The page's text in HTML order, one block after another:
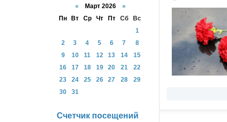
« Март 2026 »
Пн
Вт Ср Чт Пт Сб
Вс
1
2
3 4 5 6 7
8
9
10 11 12 13 14
15
16
17 18 19 20 21
22
23
24 25 26 27 28
29
30
31
Счетчик посещений